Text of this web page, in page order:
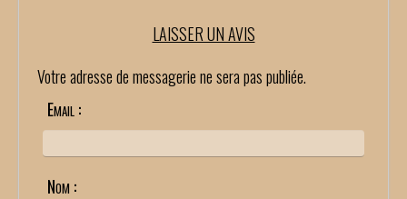
LAISSER UN AVIS
Votre adresse de messagerie ne sera pas publiée.
Email :
Nom :